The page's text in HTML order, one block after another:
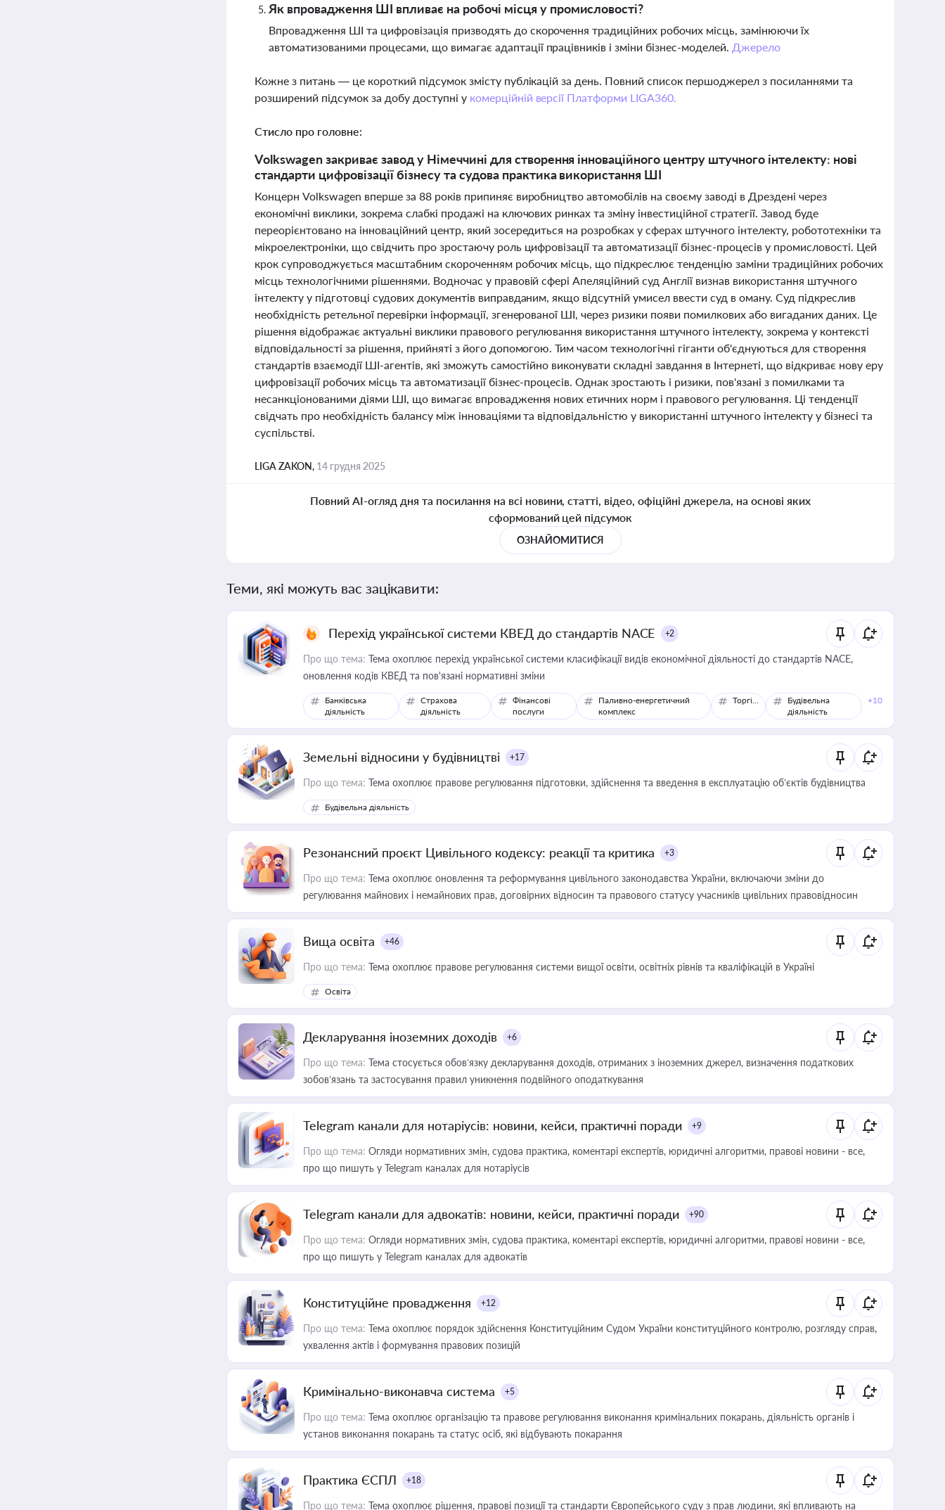
Як впровадження ШІ впливає на робочі місця у промисловості?
Впровадження ШІ та цифровізація призводять до скорочення традиційних робочих місць, замінюючи їх
автоматизованими процесами, що вимагає адаптації працівників і зміни бізнес-моделей. Джерело
Кожне з питань — це короткий підсумок змісту публікацій за день. Повний список першоджерел з посиланнями та
розширений підсумок за добу доступні у комерційній версії Платформи LIGA360.
Стисло про головне:
Volkswagen закриває завод у Німеччині для створення інноваційного центру штучного інтелекту: нові
стандарти цифровізації бізнесу та судова практика використання ШІ
Концерн Volkswagen вперше за 88 років припиняє виробництво автомобілів на своєму заводі в Дрездені через
економічні виклики, зокрема слабкі продажі на ключових ринках та зміну інвестиційної стратегії. Завод буде
переорієнтовано на інноваційний центр, який зосередиться на розробках у сферах штучного інтелекту, робототехніки та
мікроелектроніки, що свідчить про зростаючу роль цифровізації та автоматизації бізнес-процесів у промисловості. Цей
крок супроводжується масштабним скороченням робочих місць, що підкреслює тенденцію заміни традиційних робочих
місць технологічними рішеннями. Водночас у правовій сфері Апеляційний суд Англії визнав використання штучного
інтелекту у підготовці судових документів виправданим, якщо відсутній умисел ввести суд в оману. Суд підкреслив
необхідність ретельної перевірки інформації, згенерованої ШІ, через ризики появи помилкових або вигаданих даних. Це
рішення відображає актуальні виклики правового регулювання використання штучного інтелекту, зокрема у контексті
відповідальності за рішення, прийняті з його допомогою. Тим часом технологічні гіганти об'єднуються для створення
стандартів взаємодії ШІ-агентів, які зможуть самостійно виконувати складні завдання в Інтернеті, що відкриває нову еру
цифровізації робочих місць та автоматизації бізнес-процесів. Однак зростають і ризики, пов'язані з помилками та
несанкціонованими діями ШІ, що вимагає впровадження нових етичних норм і правового регулювання. Ці тенденції
свідчать про необхідність балансу між інноваціями та відповідальністю у використанні штучного інтелекту у бізнесі та
суспільстві.
LIGA ZAKON, 14 грудня 2025
Повний AI-огляд дня та посилання на всі новини, статті, відео, офіційні джерела, на основі яких
сформований цей підсумок
ОЗНАЙОМИТИСЯ
Теми, які можуть вас зацікавити:
Перехід української системи КВЕД до стандартів NACE +2
Про що тема: Тема охоплює перехід української системи класифікації видів економічної діяльності до стандартів NACE,
оновлення кодів КВЕД та пов'язані нормативні зміни
Банківська
діяльність
Страхова
діяльність
Фінансові
послуги
Паливно-енергетичний
комплекс
Торгівля
Будівельна
діяльність
+10
Земельні відносини у будівництві +17
Про що тема: Тема охоплює правове регулювання підготовки, здійснення та введення в експлуатацію об’єктів будівництва
Будівельна діяльність
Резонансний проєкт Цивільного кодексу: реакції та критика +3
Про що тема: Тема охоплює оновлення та реформування цивільного законодавства України, включаючи зміни до
регулювання майнових і немайнових прав, договірних відносин та правового статусу учасників цивільних правовідносин
Вища освіта +46
Про що тема: Тема охоплює правове регулювання системи вищої освіти, освітніх рівнів та кваліфікацій в Україні
Освіта
Декларування іноземних доходів +6
Про що тема: Тема стосується обов’язку декларування доходів, отриманих з іноземних джерел, визначення податкових
зобов’язань та застосування правил уникнення подвійного оподаткування
Telegram канали для нотаріусів: новини, кейси, практичні поради +9
Про що тема: Огляди нормативних змін, судова практика, коментарі експертів, юридичні алгоритми, правові новини - все,
про що пишуть у Telegram каналах для нотаріусів
Telegram канали для адвокатів: новини, кейси, практичні поради +90
Про що тема: Огляди нормативних змін, судова практика, коментарі експертів, юридичні алгоритми, правові новини - все,
про що пишуть у Telegram каналах для адвокатів
Конституційне провадження +12
Про що тема: Тема охоплює порядок здійснення Конституційним Судом України конституційного контролю, розгляду справ,
ухвалення актів і формування правових позицій
Кримінально-виконавча система +5
Про що тема: Тема охоплює організацію та правове регулювання виконання кримінальних покарань, діяльність органів і
установ виконання покарань та статус осіб, які відбувають покарання
Практика ЄСПЛ +18
Про що тема: Тема охоплює рішення, правові позиції та стандарти Європейського суду з прав людини, які впливають на